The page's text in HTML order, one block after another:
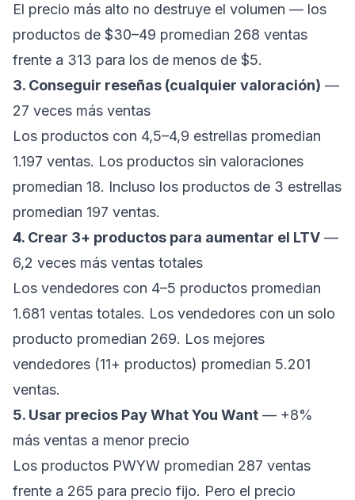
El precio más alto no destruye el volumen — los
productos de $30–49 promedian 268 ventas
frente a 313 para los de menos de $5.
3. Conseguir reseñas (cualquier valoración) —
27 veces más ventas
Los productos con 4,5–4,9 estrellas promedian
1.197 ventas. Los productos sin valoraciones
promedian 18. Incluso los productos de 3 estrellas
promedian 197 ventas.
4. Crear 3+ productos para aumentar el LTV —
6,2 veces más ventas totales
Los vendedores con 4–5 productos promedian
1.681 ventas totales. Los vendedores con un solo
producto promedian 269. Los mejores
vendedores (11+ productos) promedian 5.201
ventas.
5. Usar precios Pay What You Want — +8%
más ventas a menor precio
Los productos PWYW promedian 287 ventas
frente a 265 para precio fijo. Pero el precio